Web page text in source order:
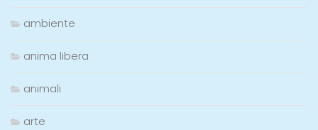
ambiente
anima libera
animali
arte